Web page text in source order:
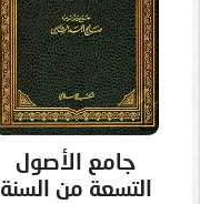
جامع الأصول
التسعة من السنة